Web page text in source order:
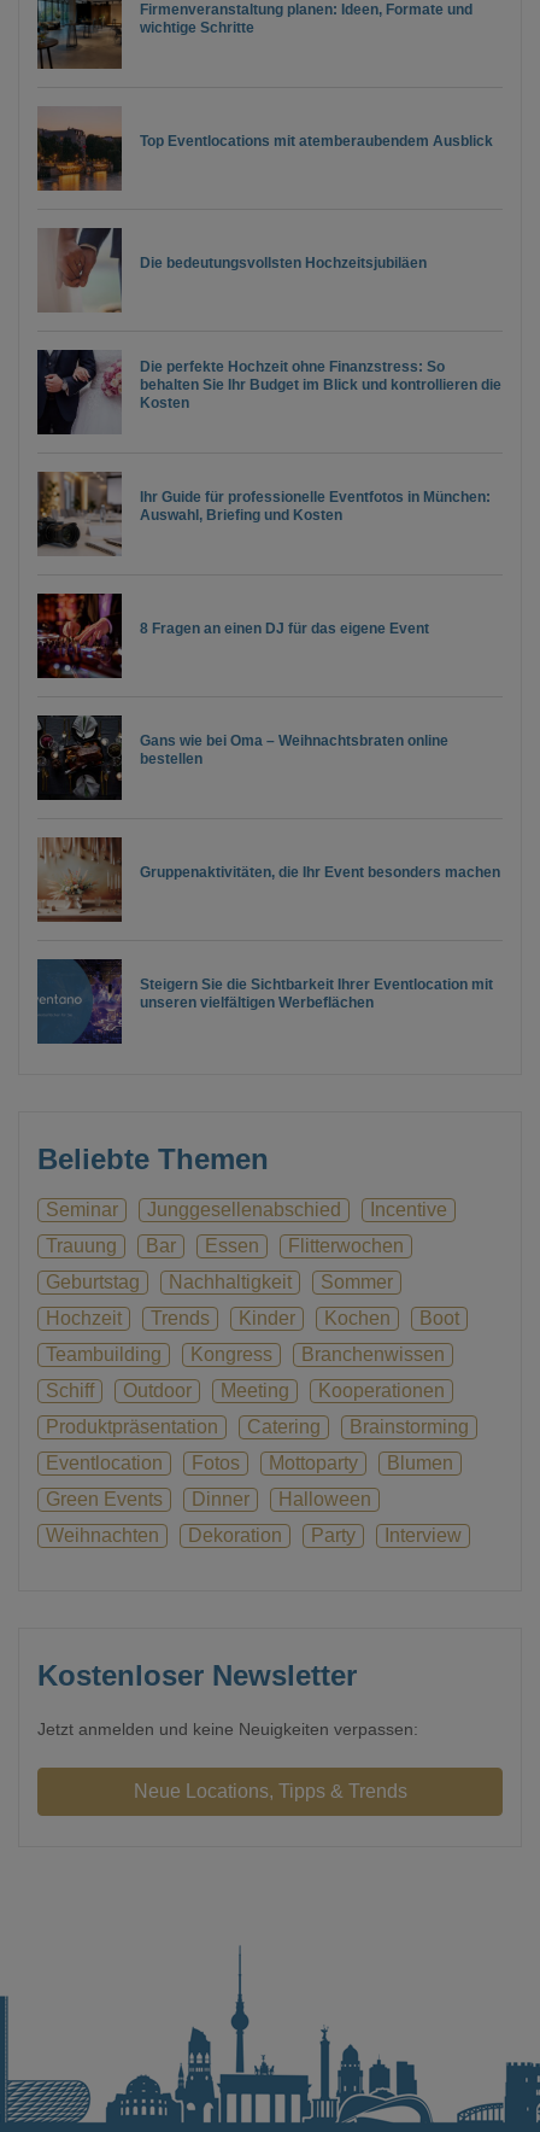
Firmenveranstaltung planen: Ideen, Formate und
wichtige Schritte
Top Eventlocations mit atemberaubendem Ausblick
Die bedeutungsvollsten Hochzeitsjubiläen
Die perfekte Hochzeit ohne Finanzstress: So
behalten Sie Ihr Budget im Blick und kontrollieren die
Kosten
Ihr Guide für professionelle Eventfotos in München:
Auswahl, Briefing und Kosten
8 Fragen an einen DJ für das eigene Event
Gans wie bei Oma – Weihnachtsbraten online
bestellen
Gruppenaktivitäten, die Ihr Event besonders machen
Steigern Sie die Sichtbarkeit Ihrer Eventlocation mit
unseren vielfältigen Werbeflächen
Beliebte Themen
Seminar Junggesellenabschied
Incentive
Trauung
Bar Essen
Flitterwochen
Geburtstag
Nachhaltigkeit
Sommer
Hochzeit
Trends Kinder Kochen
Boot
Teambuilding
Kongress
Branchenwissen
Schiff
Outdoor Meeting
Kooperationen
Produktpräsentation
Catering
Brainstorming
Eventlocation
Fotos Mottoparty
Blumen
Green Events
Dinner
Halloween
Weihnachten
Dekoration Party Interview
Kostenloser Newsletter
Jetzt anmelden und keine Neuigkeiten verpassen: